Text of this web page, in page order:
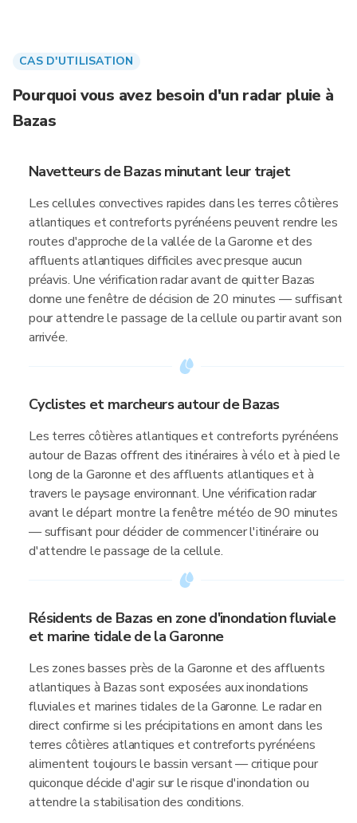
CAS D'UTILISATION
Pourquoi vous avez besoin d'un radar pluie à
Bazas
Navetteurs de Bazas minutant leur trajet
Les cellules convectives rapides dans les terres côtières
atlantiques et contreforts pyrénéens peuvent rendre les
routes d'approche de la vallée de la Garonne et des
affluents atlantiques difficiles avec presque aucun
préavis. Une vérification radar avant de quitter Bazas
donne une fenêtre de décision de 20 minutes — suffisant
pour attendre le passage de la cellule ou partir avant son
arrivée.
Cyclistes et marcheurs autour de Bazas
Les terres côtières atlantiques et contreforts pyrénéens
autour de Bazas offrent des itinéraires à vélo et à pied le
long de la Garonne et des affluents atlantiques et à
travers le paysage environnant. Une vérification radar
avant le départ montre la fenêtre météo de 90 minutes
— suffisant pour décider de commencer l'itinéraire ou
d'attendre le passage de la cellule.
Résidents de Bazas en zone d'inondation fluviale
et marine tidale de la Garonne
Les zones basses près de la Garonne et des affluents
atlantiques à Bazas sont exposées aux inondations
fluviales et marines tidales de la Garonne. Le radar en
direct confirme si les précipitations en amont dans les
terres côtières atlantiques et contreforts pyrénéens
alimentent toujours le bassin versant — critique pour
quiconque décide d'agir sur le risque d'inondation ou
attendre la stabilisation des conditions.